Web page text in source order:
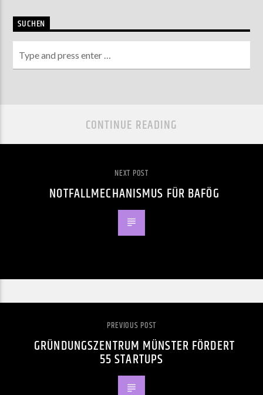
SUCHEN
CONTINUE READING
NEXT POST
NOTFALLMECHANISMUS FÜR BAFÖG
PREVIOUS POST
GRÜNDUNGSZENTRUM MÜNSTER FÖRDERT
55 STARTUPS